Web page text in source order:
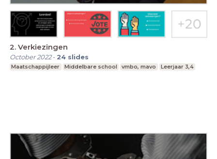
2. Verkiezingen
October 2022- 24 slides
Maatschappijleer Middelbare school vmbo, mavo Leerjaar 3,4